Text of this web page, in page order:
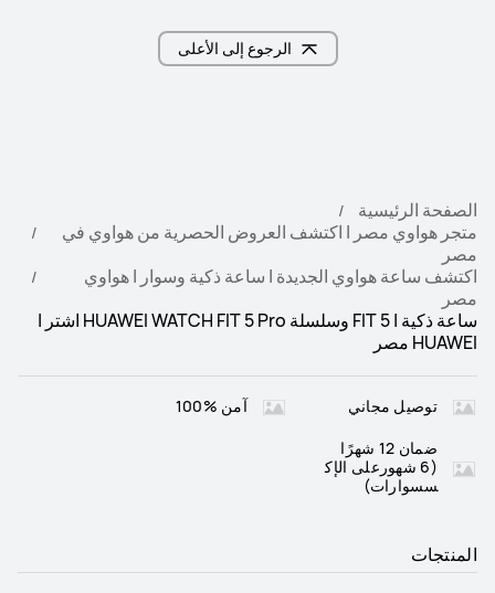
الرجوع إلى الأعلى
الصفحة الرئيسية
متجر هواوي مصر | اكتشف العروض الحصرية من هواوي في
مصر
اكتشف ساعة هواوي الجديدة | ساعة ذكية وسوار | هواوي
مصر
ساعة ذكية | FIT 5 وسلسلة HUAWEI WATCH FIT 5 Pro اشتر |
HUAWEI مصر
توصيل مجاني آمن %100
ضمان 12 شهرًا
(6 شهورعلى الإك
سسوارات)
المنتجات